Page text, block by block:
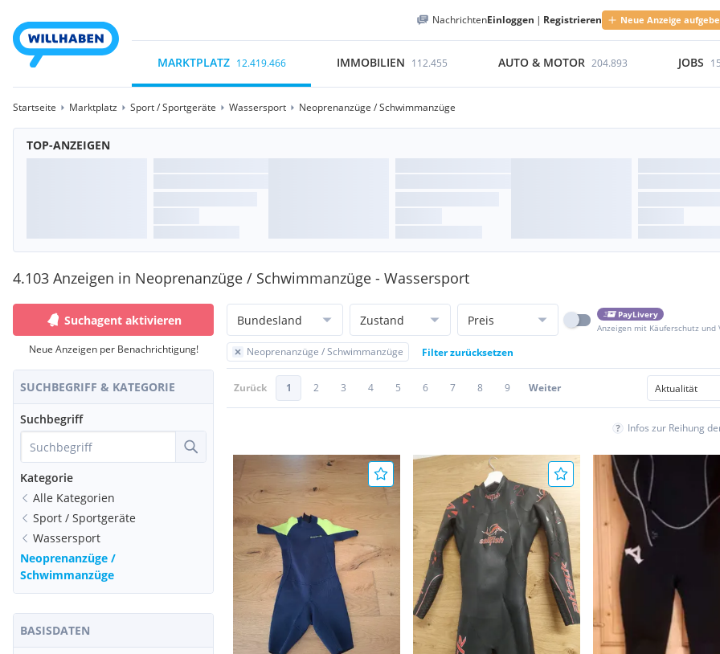
NachrichtenEinloggen | Registrieren Neue Anzeige
MARKTPLATZ 12.419.466 IMMOBILIEN 112.455 AUTO & MOTOR 204.893 JOBS
Startseite Marktplatz Sport / Sportgeräte Wassersport Neoprenanzüge / Schwimmanzüge
TOP-ANZEIGEN
4.103 Anzeigen in Neoprenanzüge / Schwimmanzüge - Wassersport
Suchagent aktivieren
Neue Anzeigen per Benachrichtigung!
SUCHBEGRIFF & KATEGORIE
Suchbegriff
Kategorie
Alle Kategorien
Sport / Sportgeräte
Wassersport
Neoprenanzüge /
Schwimmanzüge
BASISDATEN
Bundesland Zustand Preis
PayLivery
Anzeigen mit Käuferschutz und
Neoprenanzüge / Schwimmanzüge Filter zurücksetzen
Zurück 1 2 3 4 5 6 7 8 9 Weiter
Infos zur Reihung